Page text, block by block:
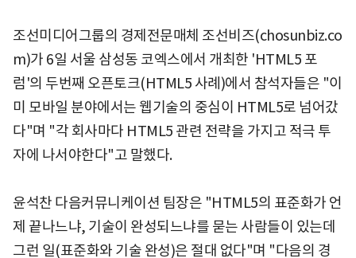
조선미디어그룹의 경제전문매체 조선비즈(chosunbiz.co
m)가 6일 서울 삼성동 코엑스에서 개최한 'HTML5 포
럼'의 두번째 오픈토크(HTML5 사례)에서 참석자들은 "이
미 모바일 분야에서는 웹기술의 중심이 HTML5로 넘어갔
다"며 "각 회사마다 HTML5 관련 전략을 가지고 적극 투
자에 나서야한다"고 말했다.
윤석찬 다음커뮤니케이션 팀장은 "HTML5의 표준화가 언
제 끝나느냐, 기술이 완성되느냐를 묻는 사람들이 있는데
그런 일(표준화와 기술 완성)은 절대 없다"며 "다음의 경